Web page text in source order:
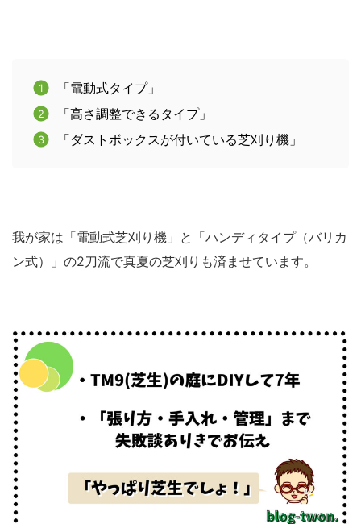
「電動式タイプ」
「高さ調整できるタイプ」
「ダストボックスが付いている芝刈り機」
我が家は「電動式芝刈り機」と「ハンディタイプ（バリカ
ン式）」の2刀流で真夏の芝刈りも済ませています。